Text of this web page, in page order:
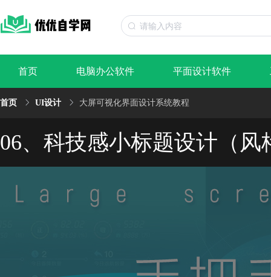
首页 电脑办公软件 平面设计软件
首页 UI设计 大屏可视化界面设计系统教程
06、科技感小标题设计（风